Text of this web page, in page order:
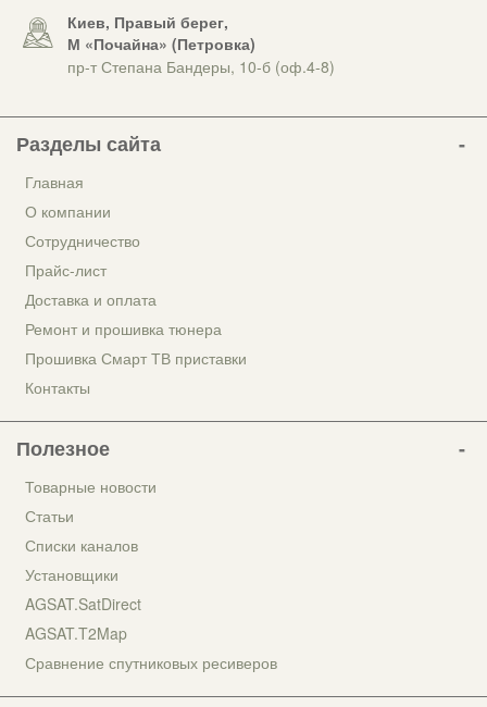
Киев, Правый берег,
М «Почайна» (Петровка)
пр-т Степана Бандеры, 10-б (оф.4-8)
Разделы сайта
Главная
О компании
Сотрудничество
Прайс-лист
Доставка и оплата
Ремонт и прошивка тюнера
Прошивка Смарт ТВ приставки
Контакты
Полезное
Товарные новости
Статьи
Списки каналов
Установщики
AGSAT.SatDirect
AGSAT.T2Map
Сравнение спутниковых ресиверов